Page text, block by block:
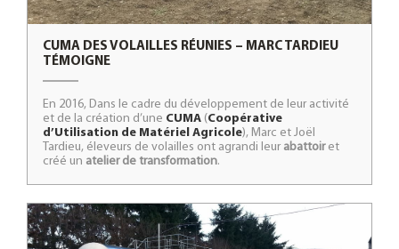
CUMA DES VOLAILLES RÉUNIES – MARC TARDIEU
TÉMOIGNE
En 2016, Dans le cadre du développement de leur activité
et de la création d’une CUMA (Coopérative
d’Utilisation de Matériel Agricole), Marc et Joël
Tardieu, éleveurs de volailles ont agrandi leur abattoiret
créé un atelier de transformation.